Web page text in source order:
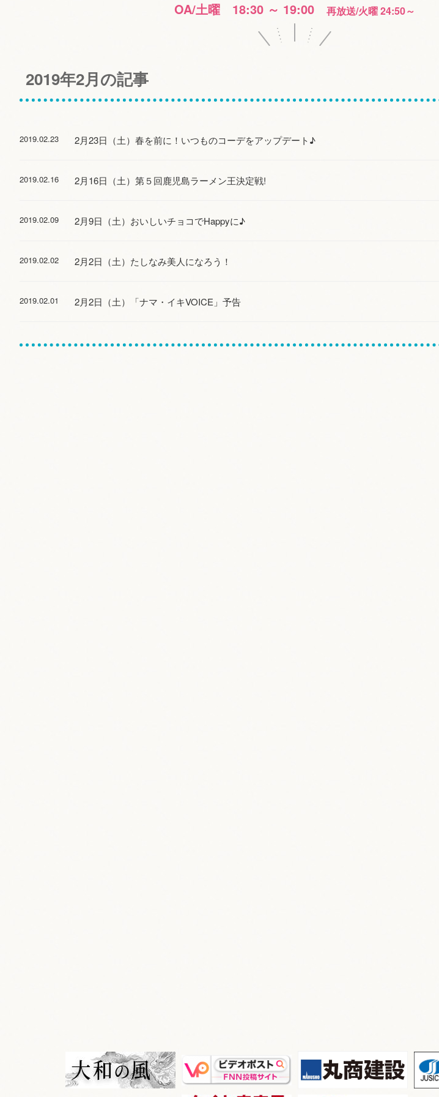
OA/土曜 18:30 ～ 19:00 再放送/火曜 24:50～
2019年2月の記事
2019.02.23 2月23日（土）春を前に！いつものコーデをアップデート♪
2019.02.16 2月16日（土）第５回鹿児島ラーメン王決定戦!
2019.02.09 2月9日（土）おいしいチョコでHappyに♪
2019.02.02 2月2日（土）たしなみ美人になろう！
2019.02.01 2月2日（土）「ナマ・イキVOICE」予告